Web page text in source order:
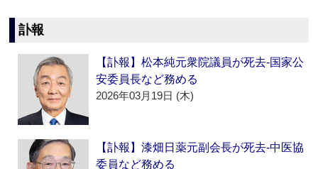
訃報
【訃報】松本純元衆院議員が死去‐国家公
安委員長など務める
2026年03月19日 (木)
【訃報】漆畑日薬元副会長が死去‐中医協
委員など務める